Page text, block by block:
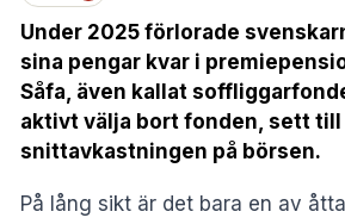
Under 2025 förlorade
sina pengar kvar i
Såfa, även kallat
aktivt välja bort fonden, sett till
snittavkastningen på börsen.
På lång sikt är det bara en av åtta